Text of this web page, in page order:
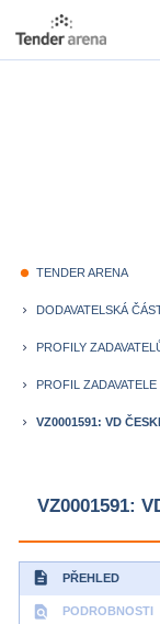
fiber_manual_record TENDER ARENA
keyboard_arrow_right DODAVATELSKÁ
keyboard_arrow_right PROFILY
keyboard_arrow_right PROFIL ZADAVATELE
keyboard_arrow_right VZ0001591: VD
VZ0001591:
description PŘEHLED
find_in_page PODROBNOSTI